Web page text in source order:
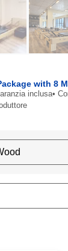
with 8
inclusa•